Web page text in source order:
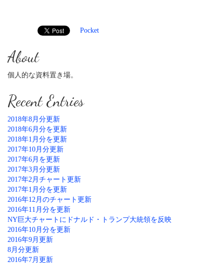
Pocket
About
個人的な資料置き場。
Recent Entries
2018年8月分更新
2018年6月分を更新
2018年1月分を更新
2017年10月分更新
2017年6月を更新
2017年3月分更新
2017年2月チャート更新
2017年1月分を更新
2016年12月のチャート更新
2016年11月分を更新
NY巨大チャートにドナルド・トランプ大統領を反映
2016年10月分を更新
2016年9月更新
8月分更新
2016年7月更新